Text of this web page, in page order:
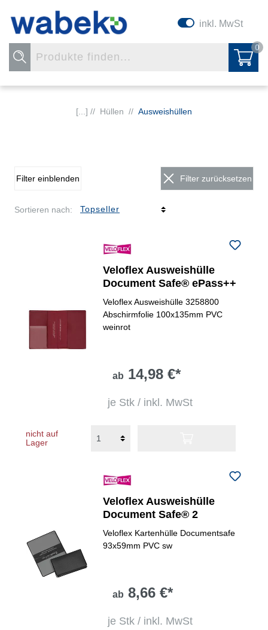
inkl. MwSt
0
[...] // Hüllen // Ausweishüllen
Filter einblenden Filter zurücksetzen
Sortieren nach:
Veloflex Ausweishülle
Document Safe® ePass++
Veloflex Ausweishülle 3258800
Abschirmfolie 100x135mm PVC
weinrot
ab 14,98 €*
je Stk / inkl. MwSt
nicht auf
Lager
Veloflex Ausweishülle
Document Safe® 2
Veloflex Kartenhülle Documentsafe
93x59mm PVC sw
ab 8,66 €*
je Stk / inkl. MwSt